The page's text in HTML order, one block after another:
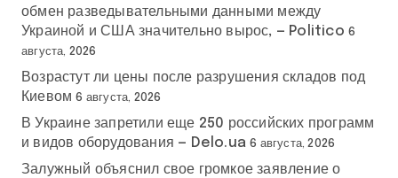
обмен разведывательными данными между
Украиной и США значительно вырос, — Politico 6
августа, 2026
Возрастут ли цены после разрушения складов под
Киевом 6 августа, 2026
В Украине запретили еще 250 российских программ
и видов оборудования — Delo.ua 6 августа, 2026
Залужный объяснил свое громкое заявление о